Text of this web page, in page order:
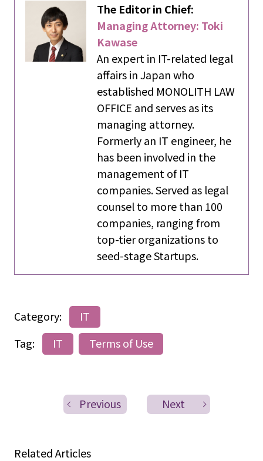
The Editor in Chief:
Managing Attorney: Toki
Kawase
An expert in IT-related legal
affairs in Japan who
established MONOLITH LAW
OFFICE and serves as its
managing attorney.
Formerly an IT engineer, he
has been involved in the
management of IT
companies. Served as legal
counsel to more than 100
companies, ranging from
top-tier organizations to
seed-stage Startups.
Category:
IT
Tag:
IT Terms of Use
Previous Next
Related Articles